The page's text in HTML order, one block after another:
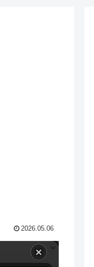
2026.05.06